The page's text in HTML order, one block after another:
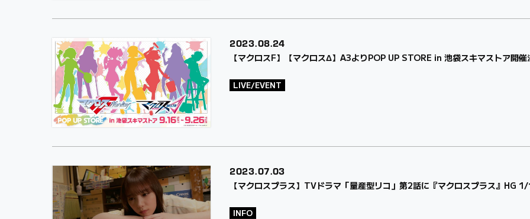
2023.08.24
【マクロスF】【マクロスΔ】A3よりPOP UP STORE in 池袋スキマストア開催
LIVE/EVENT
2023.07.03
【マクロスプラス】TVドラマ「量産型リコ」第2話に『マクロスプラス』HG
INFO